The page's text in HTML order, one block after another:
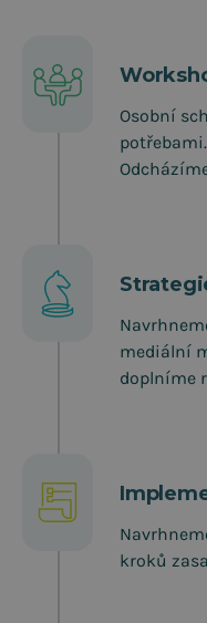
Osobní
mediální
doplníme
kroků